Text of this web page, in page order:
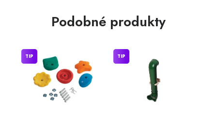
Podobné produkty
TIP TIP